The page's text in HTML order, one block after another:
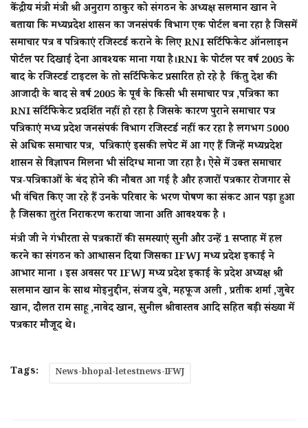
केंद्रीय मंत्री मंत्री श्री अनुराग ठाकुर को संगठन के अध्यक्ष सलमान खान ने
बताया कि मध्यप्रदेश शासन का जनसंपर्क विभाग एक पोर्टल बना रहा है जिसमें
समाचार पत्र व पत्रिकाएं रजिस्टर्ड कराने के लिए RNI सर्टिफिकेट ऑनलाइन
पोर्टल पर दिखाई देना आवश्यक माना गया है।RNI के पोर्टल पर वर्ष 2005 के
बाद के रजिस्टर्ड टाइटल के तो सर्टिफिकेट प्रसारित हो रहे है किंतु देश की
आजादी के बाद से वर्ष 2005 के पूर्व के किसी भी समाचार पत्र ,पत्रिका का
RNI सर्टिफिकेट प्रदर्शित नहीं हो रहा है जिसके कारण पुराने समाचार पत्र
पत्रिकाएं मध्य प्रदेश जनसंपर्क विभाग रजिस्टर्ड नहीं कर रहा है लगभग 5000
से अधिक समाचार पत्र, पत्रिकाएं इसकी लपेट में आ गए हैं जिन्हें मध्यप्रदेश
शासन से विज्ञापन मिलना भी संदिग्ध माना जा रहा है। ऐसे में उक्त समाचार
पत्र-पत्रिकाओं के बंद होने की नौबत आ गई है और हजारों पत्रकार रोजगार से
भी वंचित किए जा रहे हैं उनके परिवार के भरण पोषण का संकट आन पड़ा हुआ
है जिसका तुरंत निराकरण कराया जाना अति आवश्यक है ।
मंत्री जी ने गंभीरता से पत्रकारों की समस्याएं सुनी और उन्हें 1 सप्ताह में हल
करने का संगठन को आश्वासन दिया जिसका IFWJ मध्य प्रदेश इकाई ने
आभार माना । इस अवसर पर IFWJ मध्य प्रदेश इकाई के प्रदेश अध्यक्ष श्री
सलमान खान के साथ मोइनुद्दीन, संजय दुबे, महफूज अली , प्रतीक शर्मा ,जुबेर
खान, दौलत राम साहू ,नावेद खान, सुनील श्रीवास्तव आदि सहित बड़ी संख्या में
पत्रकार मौजूद थे।
Tags: News-bhopal-letestnews-IFWJ